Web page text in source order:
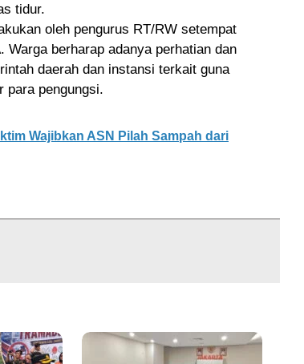
tidur.
oleh pengurus RT/RW setempat
Warga berharap adanya perhatian dan
daerah dan instansi terkait guna
para pengungsi.
Wajibkan ASN Pilah Sampah dari